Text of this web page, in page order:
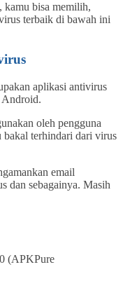
kamu bisa memilih,
terbaik di bawah ini
aplikasi antivirus
Android.
oleh pengguna
terhindari dari virus
email
dan sebagainya. Masih
(APKPure